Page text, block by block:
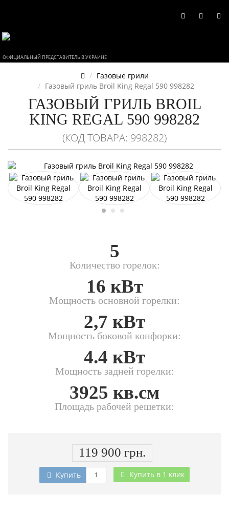
ОФИЦИАЛЬНЫЙ ПРЕДСТАВИТЕЛЬ В УКРАИНЕ
Газовые грили
Газовый гриль Broil King Regal 590 998282
ГАЗОВЫЙ ГРИЛЬ BROIL
KING REGAL 590 998282
(КОД ТОВАРА: 998282)
5
Количество горелок:
16 кВт
Мощность основной горелки:
2,7 кВт
Мощность боковой конфорки:
4.4 кВт
Мощность задней горелки:
3925 кв.см
Площадь рабочей решетки:
119 900 грн.
Купить Купить в 1 клик